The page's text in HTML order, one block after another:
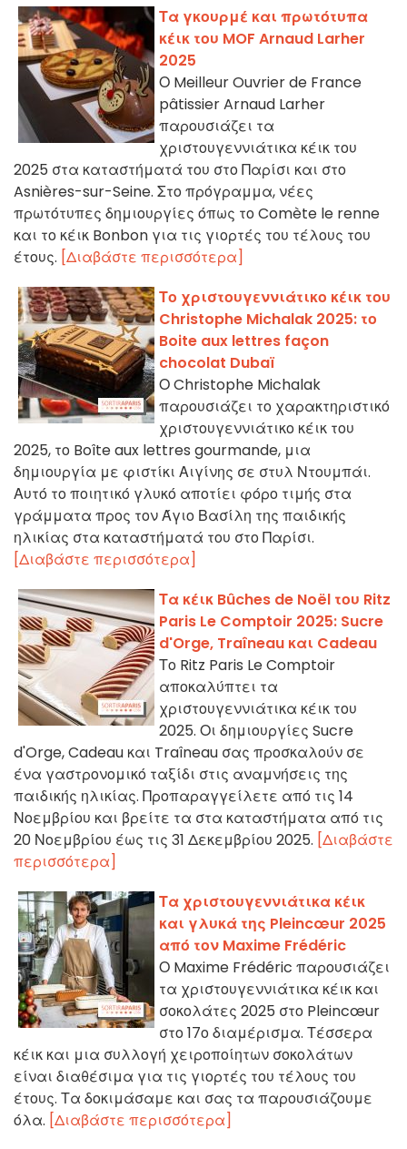
Τα γκουρμέ και πρωτότυπα
κέικ του MOF Arnaud Larher
2025
Ο Meilleur Ouvrier de France
pâtissier Arnaud Larher
παρουσιάζει τα
χριστουγεννιάτικα κέικ του
2025 στα καταστήματά του στο Παρίσι και στο
Asnières-sur-Seine. Στο πρόγραμμα, νέες
πρωτότυπες δημιουργίες όπως το Comète le renne
και το κέικ Bonbon για τις γιορτές του τέλους του
έτους. [Διαβάστε περισσότερα]
Το χριστουγεννιάτικο κέικ του
Christophe Michalak 2025: το
Boite aux lettres façon
chocolat Dubaï
Ο Christophe Michalak
παρουσιάζει το χαρακτηριστικό
χριστουγεννιάτικο κέικ του
2025, το Boîte aux lettres gourmande, μια
δημιουργία με φιστίκι Αιγίνης σε στυλ Ντουμπάι.
Αυτό το ποιητικό γλυκό αποτίει φόρο τιμής στα
γράμματα προς τον Άγιο Βασίλη της παιδικής
ηλικίας στα καταστήματά του στο Παρίσι.
[Διαβάστε περισσότερα]
Τα κέικ Bûches de Noël του Ritz
Paris Le Comptoir 2025: Sucre
d'Orge, Traîneau και Cadeau
Το Ritz Paris Le Comptoir
αποκαλύπτει τα
χριστουγεννιάτικα κέικ του
2025. Οι δημιουργίες Sucre
d'Orge, Cadeau και Traîneau σας προσκαλούν σε
ένα γαστρονομικό ταξίδι στις αναμνήσεις της
παιδικής ηλικίας. Προπαραγγείλετε από τις 14
Νοεμβρίου και βρείτε τα στα καταστήματα από τις
20 Νοεμβρίου έως τις 31 Δεκεμβρίου 2025. [Διαβάστε
περισσότερα]
Τα χριστουγεννιάτικα κέικ
και γλυκά της Pleincœur 2025
από τον Maxime Frédéric
Ο Maxime Frédéric παρουσιάζει
τα χριστουγεννιάτικα κέικ και
σοκολάτες 2025 στο Pleincœur
στο 17ο διαμέρισμα. Τέσσερα
κέικ και μια συλλογή χειροποίητων σοκολάτων
είναι διαθέσιμα για τις γιορτές του τέλους του
έτους. Τα δοκιμάσαμε και σας τα παρουσιάζουμε
όλα. [Διαβάστε περισσότερα]